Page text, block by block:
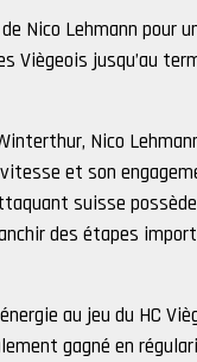
Nico Lehmann pour
Viègeois jusqu’au
Nico
et son
suisse
des étapes
au jeu du HC
gagné en